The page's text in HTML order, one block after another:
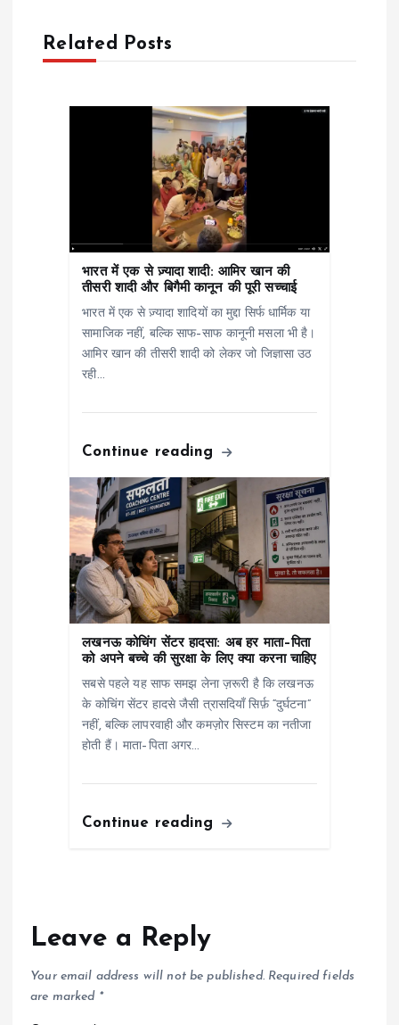
Related Posts
भारत में एक से ज़्यादा शादी: आमिर खान की
तीसरी शादी और बिगैमी कानून की पूरी सच्चाई
भारत में एक से ज़्यादा शादियों का मुद्दा सिर्फ धार्मिक या
सामाजिक नहीं, बल्कि साफ–साफ कानूनी मसला भी है।
आमिर खान की तीसरी शादी को लेकर जो जिज्ञासा उठ
रही…
Continue reading
लखनऊ कोचिंग सेंटर हादसा: अब हर माता–पिता
को अपने बच्चे की सुरक्षा के लिए क्या करना चाहिए
सबसे पहले यह साफ समझ लेना ज़रूरी है कि लखनऊ
के कोचिंग सेंटर हादसे जैसी त्रासदियाँ सिर्फ़ “दुर्घटना”
नहीं, बल्कि लापरवाही और कमज़ोर सिस्टम का नतीजा
होती हैं। माता–पिता अगर…
Continue reading
Leave a Reply
Your email address will not be published. Required fields
are marked *